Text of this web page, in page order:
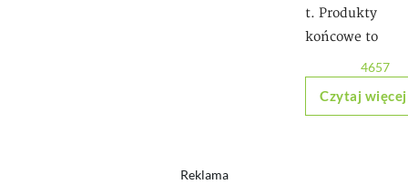
t. Produkty
końcowe to
4657
Czytaj więcej
Reklama